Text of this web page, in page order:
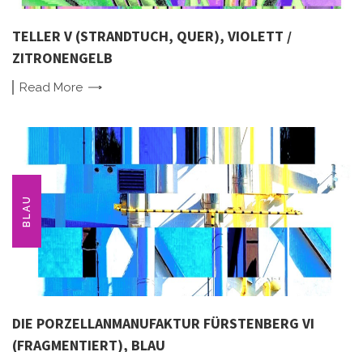
TELLER V (STRANDTUCH, QUER), VIOLETT /
ZITRONENGELB
Read More
BLAU
DIE PORZELLANMANUFAKTUR FÜRSTENBERG VI
(FRAGMENTIERT), BLAU